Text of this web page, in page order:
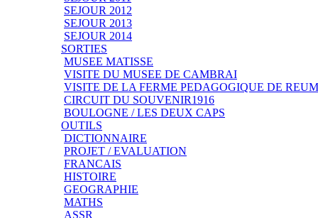
SEJOUR 2012
SEJOUR 2013
SEJOUR 2014
SORTIES
MUSEE MATISSE
VISITE DU MUSEE DE CAMBRAI
VISITE DE LA FERME PEDAGOGIQUE DE
CIRCUIT DU SOUVENIR1916
BOULOGNE / LES DEUX CAPS
OUTILS
DICTIONNAIRE
PROJET / EVALUATION
FRANCAIS
HISTOIRE
GEOGRAPHIE
MATHS
ASSR